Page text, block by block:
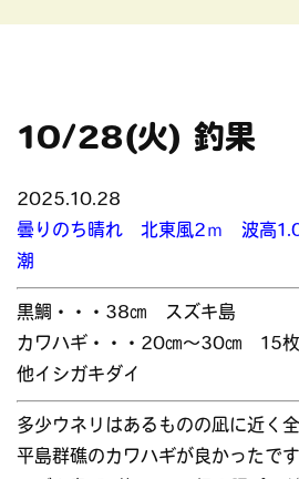
10/28(火) 釣果
2025.10.28
曇りのち晴れ 北東風2ｍ 波高
潮
黒鯛・・・38㎝ スズキ島
カワハギ・・・20㎝～30㎝ 15
他イシガキダイ
多少ウネリはあるものの凪に近く
平島群礁のカワハギが良かったで